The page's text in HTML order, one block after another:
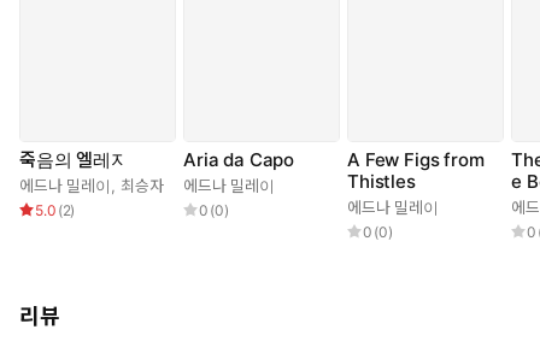
죽음의 엘레지
에드나 밀레이 최승자
5.0 (2)
Aria da Capo
에드나 밀레이
0 (0)
A Few Figs from
Thistles
에드나 밀레이
0 (0)
e
에
0
리뷰